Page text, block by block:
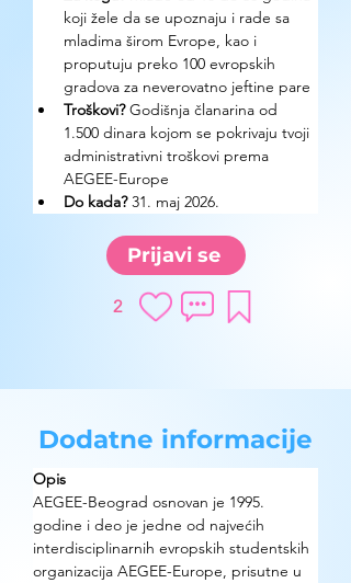
koji žele da se upoznaju i rade sa
mladima širom Evrope, kao i
proputuju preko 100 evropskih
gradova za neverovatno jeftine pare
Troškovi? Godišnja članarina od
1.500 dinara kojom se pokrivaju tvoji
administrativni troškovi prema
AEGEE-Europe
Do kada? 31. maj 2026.
Prijavi se
2
Dodatne informacije
Opis
AEGEE-Beograd osnovan je 1995.
godine i deo je jedne od najvećih
interdisciplinarnih evropskih studentskih
organizacija AEGEE-Europe, prisutne u